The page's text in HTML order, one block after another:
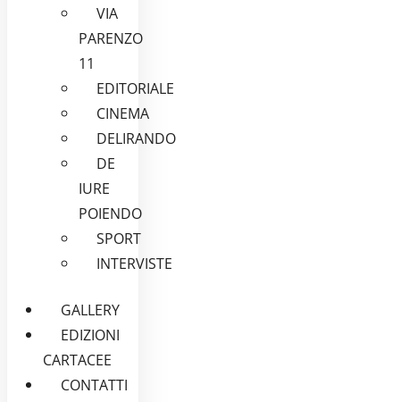
VIA
PARENZO
11
EDITORIALE
CINEMA
DELIRANDO
DE
IURE
POIENDO
SPORT
INTERVISTE
GALLERY
EDIZIONI
CARTACEE
CONTATTI